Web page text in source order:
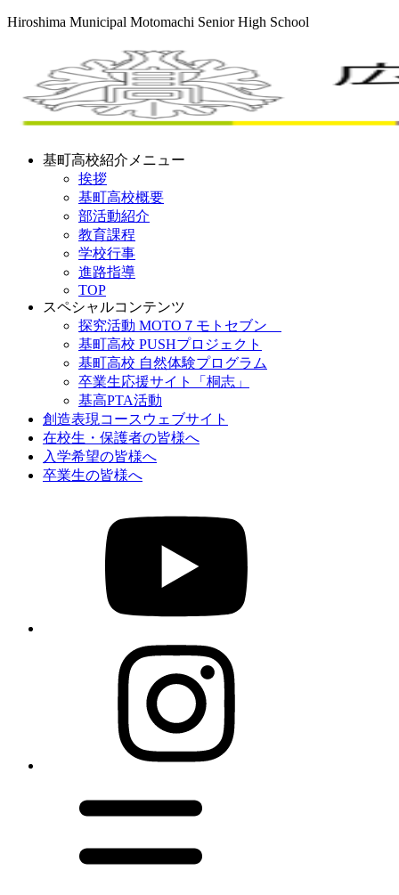
Hiroshima Municipal Motomachi Senior High School
基町高校紹介メニュー
挨拶
基町高校概要
部活動紹介
教育課程
学校行事
進路指導
TOP
スペシャルコンテンツ
探究活動 MOTO７モトセブン
基町高校 PUSHプロジェクト
基町高校 自然体験プログラム
卒業生応援サイト「桐志」
基高PTA活動
創造表現コースウェブサイト
在校生・保護者の皆様へ
入学希望の皆様へ
卒業生の皆様へ